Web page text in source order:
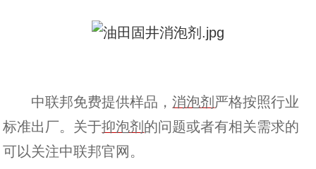
中联邦免费提供样品，消泡剂 严格按照行业
标准出厂。关于抑泡剂 的问题或者有相关需求的
可以关注中联邦官网。